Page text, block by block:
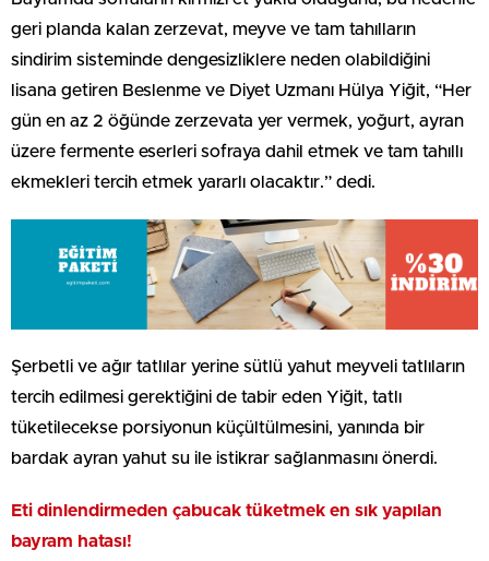
geri planda kalan zerzevat, meyve ve tam tahılların
sindirim sisteminde dengesizliklere neden olabildiğini
lisana getiren Beslenme ve Diyet Uzmanı Hülya Yiğit, “Her
gün en az 2 öğünde zerzevata yer vermek, yoğurt, ayran
üzere fermente eserleri sofraya dahil etmek ve tam tahıllı
ekmekleri tercih etmek yararlı olacaktır.” dedi.
Şerbetli ve ağır tatlılar yerine sütlü yahut meyveli tatlıların
tercih edilmesi gerektiğini de tabir eden Yiğit, tatlı
tüketilecekse porsiyonun küçültülmesini, yanında bir
bardak ayran yahut su ile istikrar sağlanmasını önerdi.
Eti dinlendirmeden çabucak tüketmek en sık yapılan
bayram hatası!